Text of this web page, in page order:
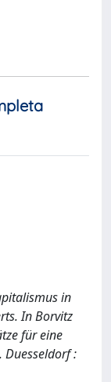
in
In Borvitz
für eine
Duesseldorf :